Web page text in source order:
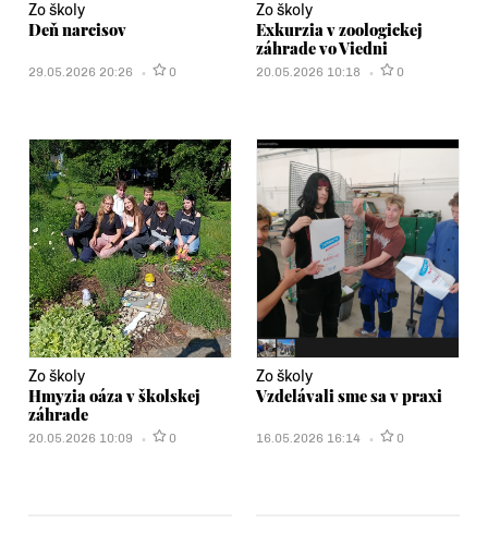
Zo školy
Deň narcisov
29.05.2026 20:26 0
Zo školy
Exkurzia v zoologickej
záhrade vo Viedni
20.05.2026 10:18 0
Zo školy
Hmyzia oáza v školskej
záhrade
20.05.2026 10:09 0
Zo školy
Vzdelávali sme sa v praxi
16.05.2026 16:14 0